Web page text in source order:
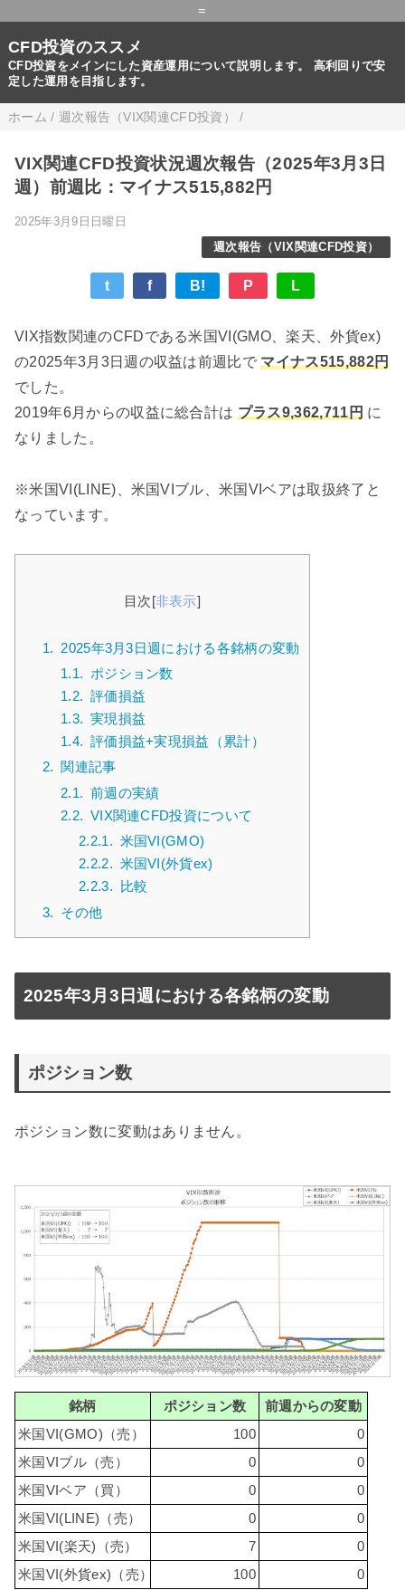
=
CFD投資のススメ
CFD投資をメインにした資産運用について説明します。 高利回りで安
定した運用を目指します。
ホーム / 週次報告（VIX関連CFD投資） /
VIX関連CFD投資状況週次報告（2025年3月3日
週）前週比：マイナス515,882円
2025年3月9日日曜日
週次報告（VIX関連CFD投資）
t f B! P L
VIX指数関連のCFDである米国VI(GMO、楽天、外貨ex)
の2025年3月3日週の収益は前週比でマイナス515,882円
でした。
2019年6月からの収益に総合計は プラス9,362,711円に
なりました。
※米国VI(LINE)、米国VIブル、米国VIベアは取扱終了と
なっています。
目次[非表示]
1. 2025年3月3日週における各銘柄の変動
1.1. ポジション数
1.2. 評価損益
1.3. 実現損益
1.4. 評価損益+実現損益（累計）
2. 関連記事
2.1. 前週の実績
2.2. VIX関連CFD投資について
2.2.1. 米国VI(GMO)
2.2.2. 米国VI(外貨ex)
2.2.3.
比較
3. その他
2025年3月3日週における各銘柄の変動
ポジション数
ポジション数に変動はありません。
銘柄 ポジション数
前週からの変動
米国VI(GMO)（売）
100
0
米国VIブル（売）
0
0
米国VIベア（買）
0
0
米国VI(LINE)（売）
0
0
米国VI(楽天)（売）
7
0
米国VI(外貨ex)（売）
100 0